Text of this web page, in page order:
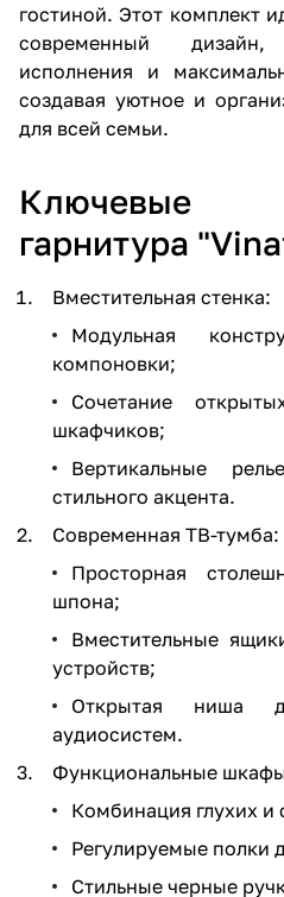
гостиной. Этот комплект
современный
исполнения и
создавая уютное и
для всей семьи.
Ключевые
гарнитура
Вместительная стенка:
Модульная
компоновки;
Сочетание
шкафчиков;
Вертикальные
стильного акцента.
Современная ТВ-тумба:
Просторная
шпона;
Вместительные
устройств;
Открытая ниша
аудиосистем.
Функциональные
Комбинация глухих и
Регулируемые полки
Стильные черные